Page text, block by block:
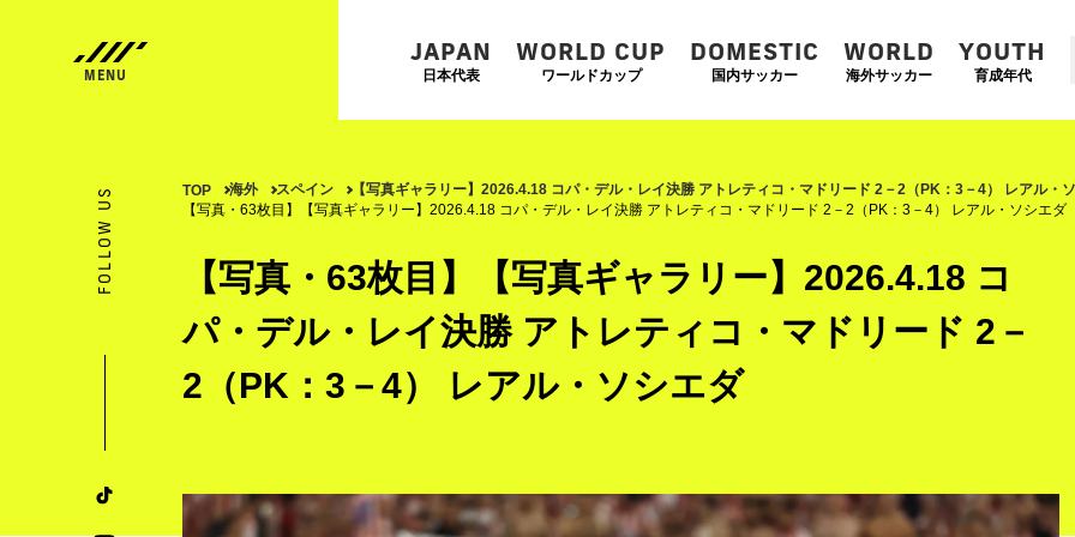
JAPAN
日本代表
WORLD CUP
ワールドカップ
DOMESTIC
国内サッカー
WORLD
海外サッカー
YOUTH
育成年代
FOLLOW US TOP 海外 スペイン
【写真ギャラリー】2026.4.18 コパ・デル・レイ決勝 アトレティコ・マドリード 2－2（PK：3－4） レアル・
【写真・63枚目】【写真ギャラリー】2026.4.18 コパ・デル・レイ決勝 アトレティコ・マドリード 2－2（PK：3－4） レアル・ソシエダ
【写真・63枚目】【写真ギャラリー】2026.4.18 コ
パ・デル・レイ決勝 アトレティコ・マドリード 2－
2（PK：3－4） レアル・ソシエダ